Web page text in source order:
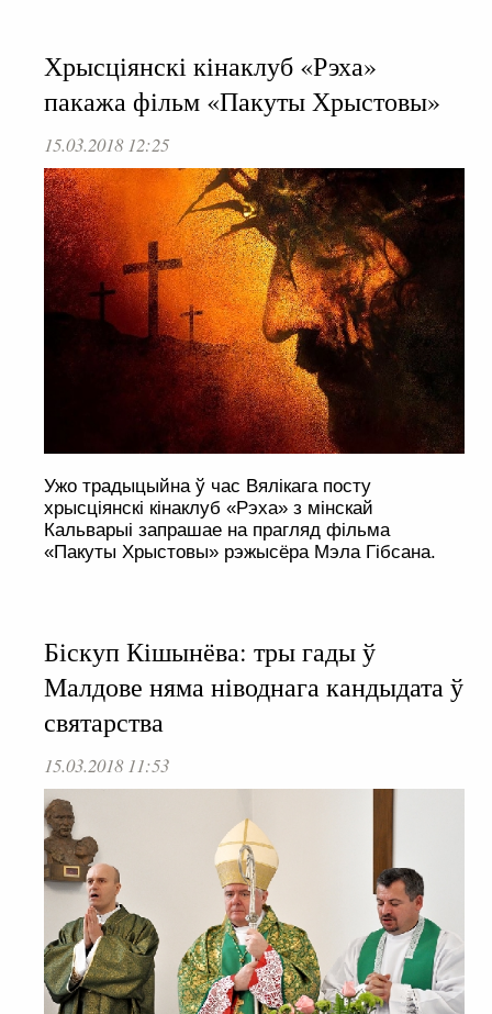
Хрысціянскі кінаклуб «Рэха»
пакажа фільм «Пакуты Хрыстовы»
15.03.2018 12:25
Ужо традыцыйна ў час Вялікага посту
хрысцiянскi кiнаклуб «Рэха» з мінскай
Кальварыі запрашае на прагляд фільма
«Пакуты Хрыстовы» рэжысёра Мэла Гібсана.
Біскуп Кішынёва: тры гады ў
Малдове няма ніводнага кандыдата ў
святарства
15.03.2018 11:53